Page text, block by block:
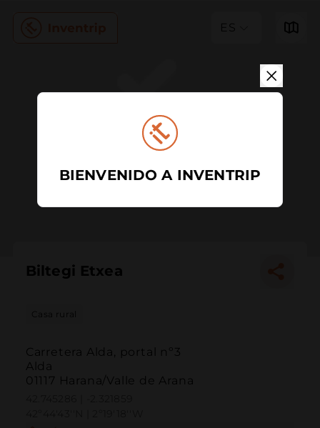
ES
Biltegi Etxea
Casa rural
Carretera Alda, portal nº3
Alda
01117 Harana/Valle de Arana
BIENVENIDO A INVENTRIP